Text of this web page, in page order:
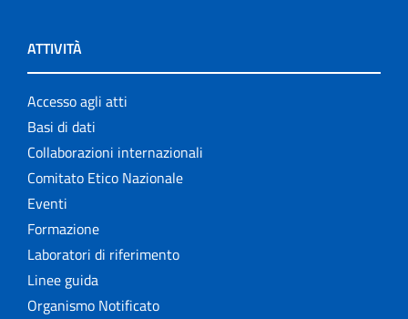
ATTIVITÀ
Accesso agli atti
Basi di dati
Collaborazioni internazionali
Comitato Etico Nazionale
Eventi
Formazione
Laboratori di riferimento
Linee guida
Organismo Notificato